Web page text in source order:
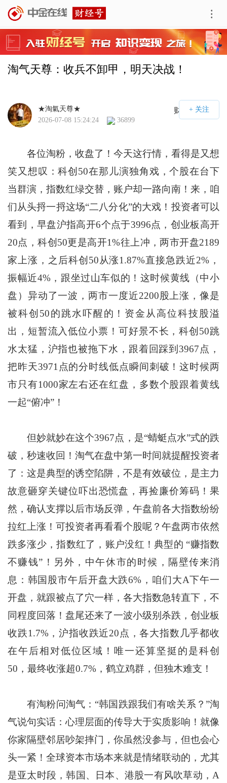
淘气天尊：收兵不卸甲，明天决战！
财经号APP
★淘氣天尊★
2026-07-08 15:24:24
36899
各位淘粉，收盘了！今天这行情，看得是又想
笑又想叹：科创50在那儿演独角戏，个股在台下
当群演，指数红绿交替，账户却一路向南！来，咱
们从头捋一捋这场“二八分化”的大戏！投资者可以
看到，早盘沪指高开6个点于3996点，创业板高开
20点，科创50更是高开1%往上冲，两市开盘2189
家上涨，之后科创50从涨1.87%直接急跌近2%，
振幅近4%，跟坐过山车似的！这时候黄线（中小
盘）异动了一波，两市一度近2200股上涨，像是
被科创50的跳水吓醒的！资金从高位科技股溢
出，短暂流入低位小票！可好景不长，科创50跳
水太猛，沪指也被拖下水，跟着回踩到3967点，
把昨天3971点的分时线低点瞬间刺破！这时候两
市只有1000家左右还在红盘，多数个股跟着黄线
一起“俯冲”！
但妙就妙在这个3967点，是“蜻蜓点水”式的跌
破，秒速收回！淘气在盘中第一时间就提醒投资者
了：这是典型的诱空陷阱，不是有效破位，是主力
故意砸穿关键位吓出恐慌盘，再捡廉价筹码！果
然，确认支撑以后市场反弹，午盘前各大指数纷纷
拉红上涨！可投资者再看看个股呢？午盘两市依然
跌多涨少，指数红了，账户没红！典型的 “赚指数
不赚钱”！另外，中午休市的时候，隔壁传来消
息：韩国股市午后开盘大跌6%，咱们大A下午一
开盘，就跟被点了穴一样，各大指数急转直下，不
同程度回落！盘尾还来了一波小级别杀跌，创业板
收跌1.7%，沪指收跌近20点，各大指数几乎都收
在午后相对低位区域！唯一还算坚挺的是科创
50，最终收涨超0.7%，鹤立鸡群，但独木难支！
有淘粉问淘气：“韩国跌跟我们有啥关系？”淘
气说句实话：心理层面的传导大于实质影响！就像
你家隔壁邻居吵架摔门，你虽然没参与，但也会心
头一紧！全球资本市场本来就是情绪联动的，尤其
是亚太时段，韩国、日本、港股一有风吹草动，A